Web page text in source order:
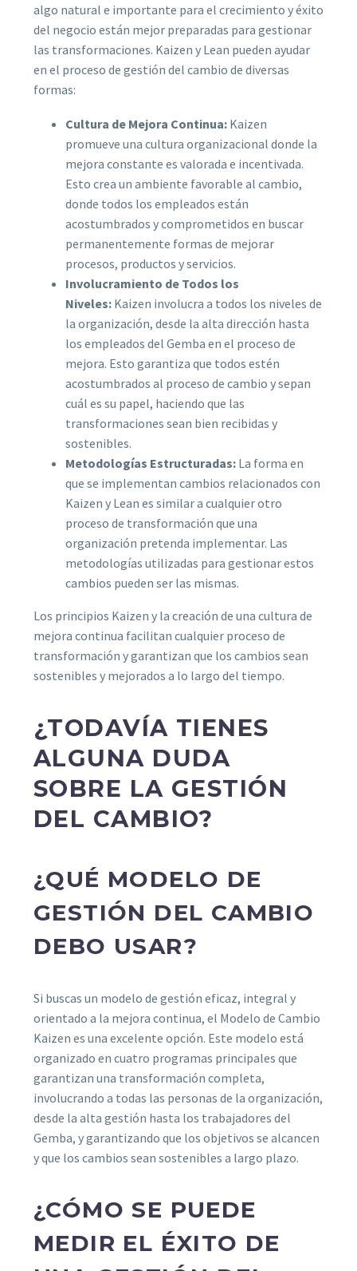
algo natural e importante para el crecimiento y éxito
del negocio están mejor preparadas para gestionar
las transformaciones. Kaizen y Lean pueden ayudar
en el proceso de gestión del cambio de diversas
formas:
Cultura de Mejora Continua: Kaizen
promueve una cultura organizacional donde la
mejora constante es valorada e incentivada.
Esto crea un ambiente favorable al cambio,
donde todos los empleados están
acostumbrados y comprometidos en buscar
permanentemente formas de mejorar
procesos, productos y servicios.
Involucramiento de Todos los
Niveles: Kaizen involucra a todos los niveles de
la organización, desde la alta dirección hasta
los empleados del Gemba en el proceso de
mejora. Esto garantiza que todos estén
acostumbrados al proceso de cambio y sepan
cuál es su papel, haciendo que las
transformaciones sean bien recibidas y
sostenibles.
Metodologías Estructuradas: La forma en
que se implementan cambios relacionados con
Kaizen y Lean es similar a cualquier otro
proceso de transformación que una
organización pretenda implementar. Las
metodologías utilizadas para gestionar estos
cambios pueden ser las mismas.
Los principios Kaizen y la creación de una cultura de
mejora continua facilitan cualquier proceso de
transformación y garantizan que los cambios sean
sostenibles y mejorados a lo largo del tiempo.
¿TODAVÍA TIENES
ALGUNA DUDA
SOBRE LA GESTIÓN
DEL CAMBIO?
¿QUÉ MODELO DE
GESTIÓN DEL CAMBIO
DEBO USAR?
Si buscas un modelo de gestión eficaz, integral y
orientado a la mejora continua, el Modelo de Cambio
Kaizen es una excelente opción. Este modelo está
organizado en cuatro programas principales que
garantizan una transformación completa,
involucrando a todas las personas de la organización,
desde la alta gestión hasta los trabajadores del
Gemba, y garantizando que los objetivos se alcancen
y que los cambios sean sostenibles a largo plazo.
¿CÓMO SE PUEDE
MEDIR EL ÉXITO DE